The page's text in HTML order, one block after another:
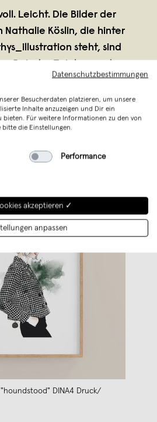
Leicht. Die Bilder der
Nathalie Köslin, die hinter
steht, sind
Grafi kerin steckt das
Natur- und Ki...
DINA4 Druck/
Datenschutzbestimmungen
Besucherdaten platzieren, um unsere
Inhalte anzuzeigen und Dir ein
bieten. Für weitere Informationen zu den von
bitte die Einstellungen.
Performance
akzeptieren ✓
anpassen